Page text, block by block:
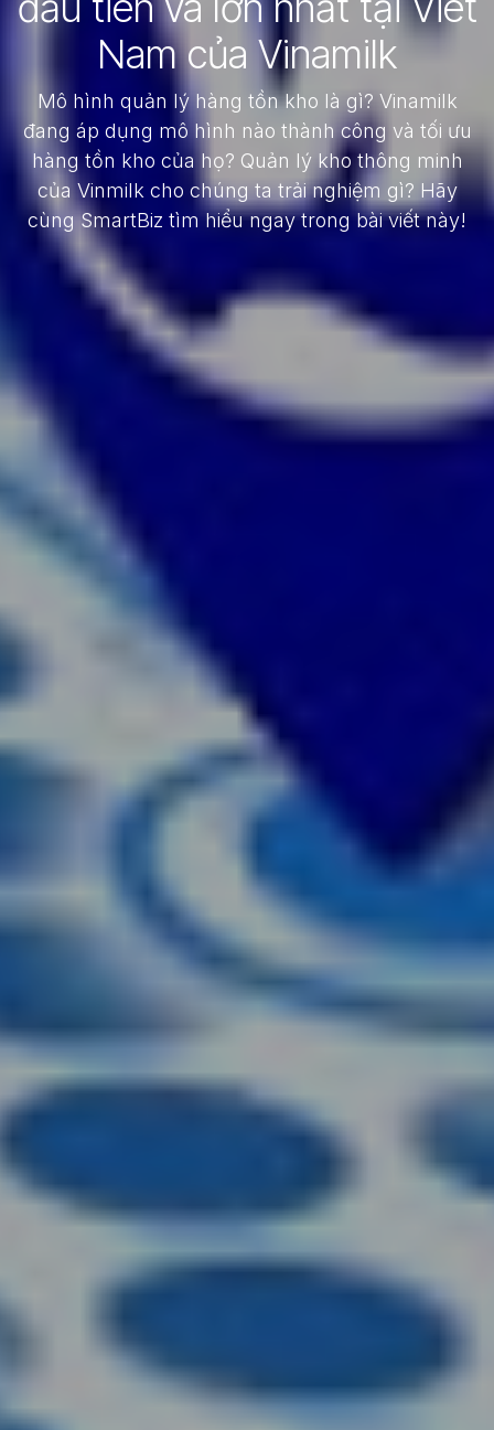
Nam của Vinamilk
Mô hình quản lý hàng tồn kho là gì? Vinamilk
đang áp dụng mô hình nào thành công và tối ưu
hàng tồn kho của họ? Quản lý kho thông minh
của Vinmilk cho chúng ta trải nghiệm gì? Hãy
cùng SmartBiz tìm hiểu ngay trong bài viết này!